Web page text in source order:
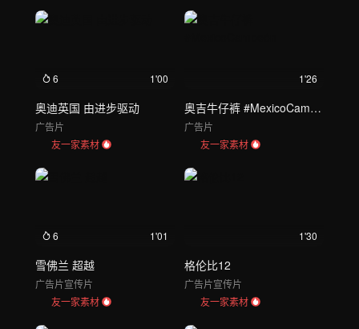
6 1'00
奥迪英国 由进步驱动
广告片
友一家素材
1'26
奥吉牛仔裤 #MexicoCampeón
广告片
友一家素材
6 1'01
雪佛兰 超越
广告片宣传片
友一家素材
1'30
格伦比12
广告片宣传片
友一家素材